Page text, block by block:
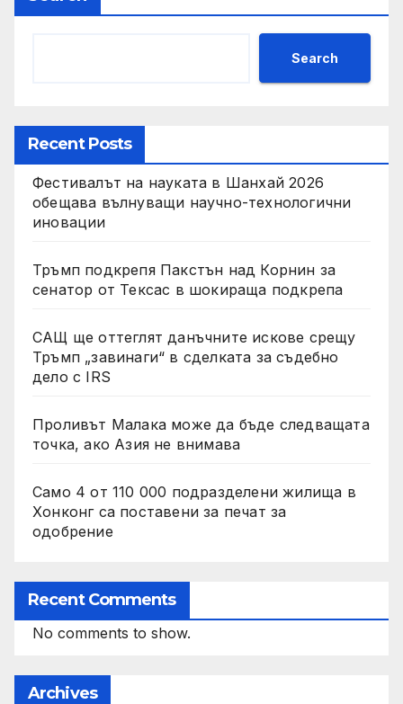
Search
Recent Posts
Фестивалът на науката в Шанхай 2026
обещава вълнуващи научно-технологични
иновации
Тръмп подкрепя Пакстън над Корнин за
сенатор от Тексас в шокираща подкрепа
САЩ ще оттеглят данъчните искове срещу
Тръмп „завинаги“ в сделката за съдебно
дело с IRS
Проливът Малака може да бъде следващата
точка, ако Азия не внимава
Само 4 от 110 000 подразделени жилища в
Хонконг са поставени за печат за
одобрение
Recent Comments
No comments to show.
Archives